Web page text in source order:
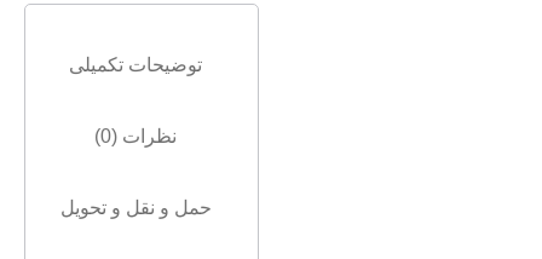
توضیحات تکمیلی
نظرات (0)
حمل و نقل و تحویل